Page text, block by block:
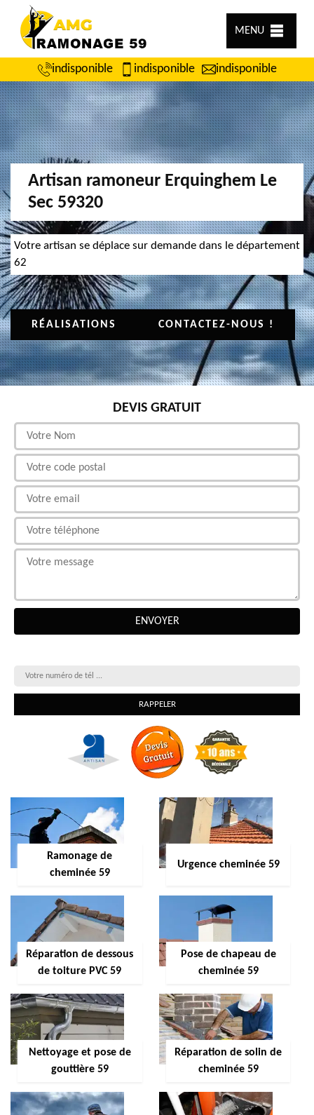
MENU
indisponible indisponible indisponible
Artisan ramoneur Erquinghem Le
Sec 59320
Votre artisan se déplace sur demande dans le département
62
RÉALISATIONS CONTACTEZ-NOUS !
DEVIS GRATUIT
Ramonage de
cheminée 59
Urgence cheminée 59
Réparation de dessous
de toiture PVC 59
Pose de chapeau de
cheminée 59
Nettoyage et pose de
gouttière 59
Réparation de solin de
cheminée 59